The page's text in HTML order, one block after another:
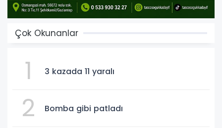
Çok Okunanlar
1 3 kazada 11 yaralı
2 Bomba gibi patladı